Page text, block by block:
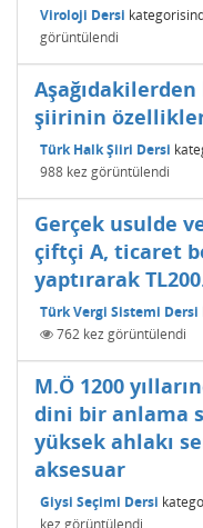
Viroloji Dersi
görüntülendi
Aşağıdakilerden
şiirinin
Türk Halk Şiiri Dersi
988 kez görüntülendi
Gerçek usulde
çiftçi A, ticaret
yaptırarak
Türk Vergi Sistemi Dersi
762 kez görüntülendi
M.Ö 1200
dini bir anlama
yüksek ahlakı
aksesuar
Giysi Seçimi Dersi
kez görüntülendi